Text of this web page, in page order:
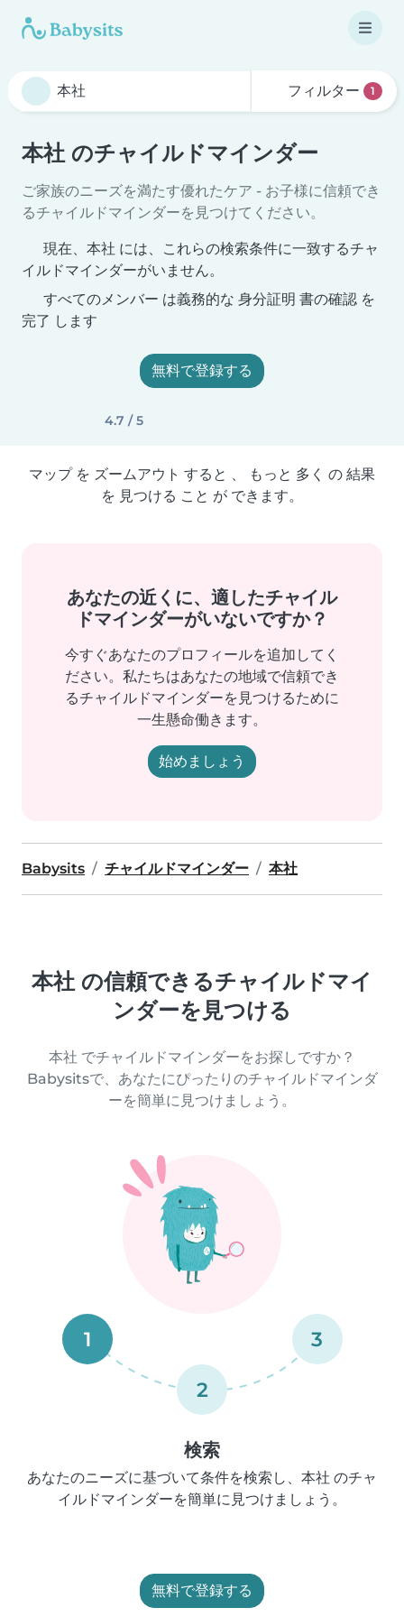
フィルター 1
本社 のチャイルドマインダー
ご家族のニーズを満たす優れたケア - お子様に信頼でき
るチャイルドマインダーを見つけてください。
現在、本社 には、これらの検索条件に一致するチャ
イルドマインダーがいません。
すべてのメンバー は義務的な 身分証明 書の確認 を
完了 します
無料で登録する
4.7 / 5
マップ を ズームアウト すると 、 もっと 多く の 結果
を 見つける こと が できます。
あなたの近くに、適したチャイル
ドマインダーがいないですか？
今すぐあなたのプロフィールを追加してく
ださい。私たちはあなたの地域で信頼でき
るチャイルドマインダーを見つけるために
一生懸命働きます。
始めましょう
Babysits チャイルドマインダー 本社
本社 の信頼できるチャイルドマイ
ンダーを見つける
本社 でチャイルドマインダーをお探しですか？
Babysitsで、あなたにぴったりのチャイルドマインダ
ーを簡単に見つけましょう。
1
2
3
検索
あなたのニーズに基づいて条件を検索し、本社 のチャ
イルドマインダーを簡単に見つけましょう。
無料で登録する